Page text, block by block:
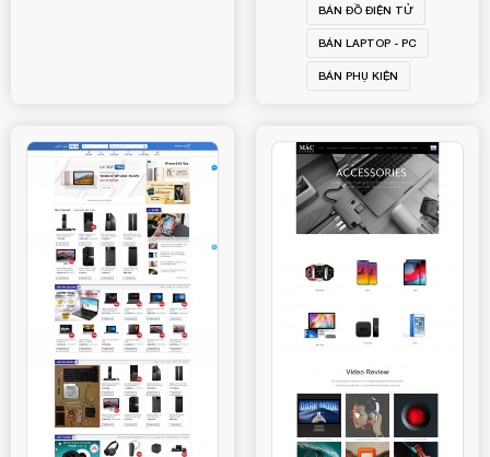
BÁN ĐỒ ĐIỆN TỬ
BÁN LAPTOP - PC
BÁN PHỤ KIỆN